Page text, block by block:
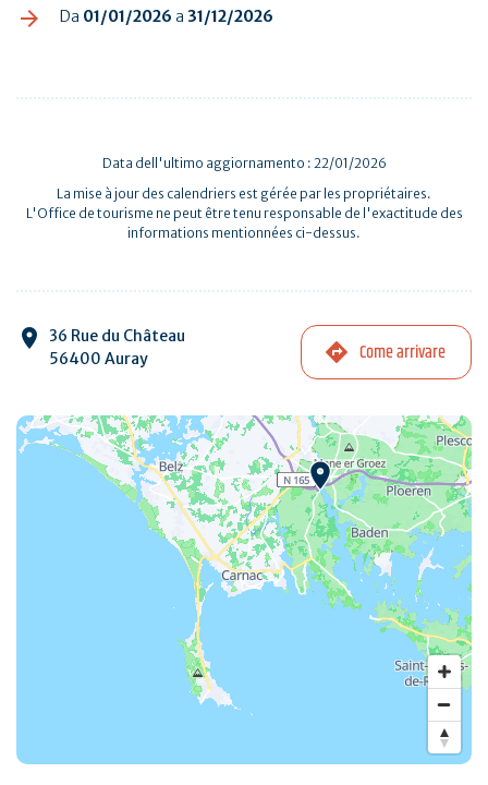
Da 01/01/2026 a 31/12/2026
Data dell'ultimo aggiornamento : 22/01/2026
La mise à jour des calendriers est gérée par les propriétaires.
L'Office de tourisme ne peut être tenu responsable de l'exactitude des
informations mentionnées ci-dessus.
36 Rue du Château
56400 Auray
Come arrivare